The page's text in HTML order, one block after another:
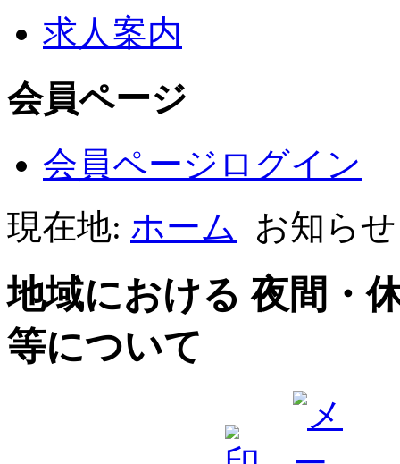
求人案内
会員ページ
会員ページログイン
現在地: ホーム お知らせ
地域における 夜間・
等について